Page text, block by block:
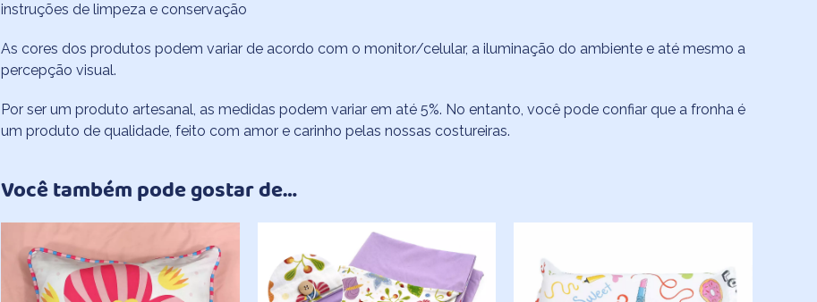
instruções de limpeza e conservação
As cores dos produtos podem variar de acordo com o monitor/celular, a iluminação do ambiente e até mesmo a
percepção visual.
Por ser um produto artesanal, as medidas podem variar em até 5%. No entanto, você pode confiar que a fronha é
um produto de qualidade, feito com amor e carinho pelas nossas costureiras.
Você também pode gostar de…